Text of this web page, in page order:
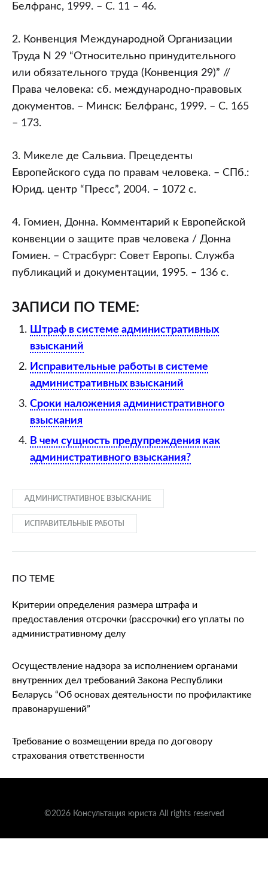
Белфранс, 1999. – С. 11 – 46.
2. Конвенция Международной Организации
Труда N 29 “Относительно принудительного
или обязательного труда (Конвенция 29)” //
Права человека: сб. международно-правовых
документов. – Минск: Белфранс, 1999. – С. 165
– 173.
3. Микеле де Сальвиа. Прецеденты
Европейского суда по правам человека. – СПб.:
Юрид. центр “Пресс”, 2004. – 1072 с.
4. Гомиен, Донна. Комментарий к Европейской
конвенции о защите прав человека / Донна
Гомиен. – Страсбург: Совет Европы. Служба
публикаций и документации, 1995. – 136 с.
ЗАПИСИ ПО ТЕМЕ:
Штраф в системе административных
взысканий
Исправительные работы в системе
административных взысканий
Сроки наложения административного
взыскания
В чем сущность предупреждения как
административного взыскания?
АДМИНИСТРАТИВНОЕ ВЗЫСКАНИЕ
ИСПРАВИТЕЛЬНЫЕ РАБОТЫ
ПО ТЕМЕ
Критерии определения размера штрафа и
предоставления отсрочки (рассрочки) его уплаты по
административному делу
Осуществление надзора за исполнением органами
внутренних дел требований Закона Республики
Беларусь “Об основах деятельности по профилактике
правонарушений”
Требование о возмещении вреда по договору
страхования ответственности
©2026 Консультация юриста All rights reserved